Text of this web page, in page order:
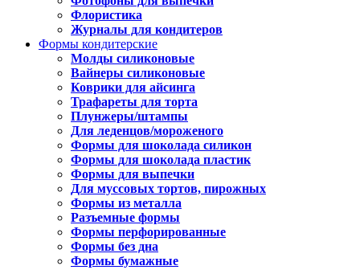
Флористика
Журналы для кондитеров
Формы кондитерские
Молды силиконовые
Вайнеры силиконовые
Коврики для айсинга
Трафареты для торта
Плунжеры/штампы
Для леденцов/мороженого
Формы для шоколада силикон
Формы для шоколада пластик
Формы для выпечки
Для муссовых тортов, пирожных
Формы из металла
Разъемные формы
Формы перфорированные
Формы без дна
Формы бумажные